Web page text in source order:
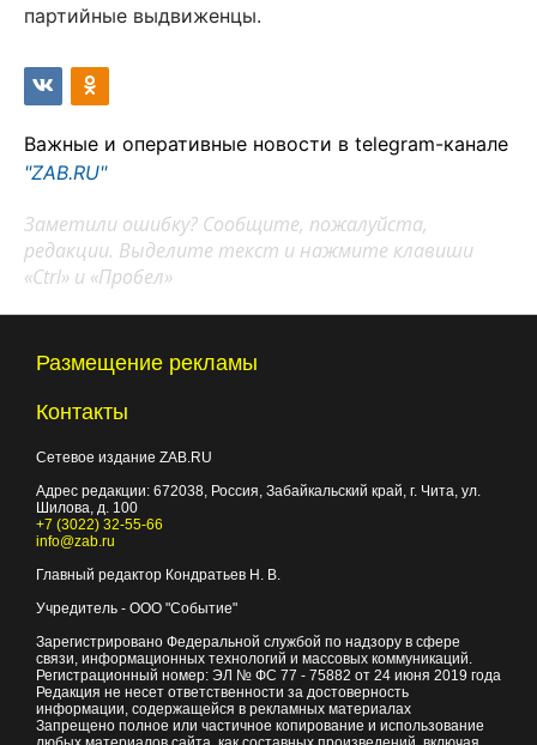
партийные выдвиженцы.
Важные и оперативные новости в telegram-канале
"ZAB.RU"
Заметили ошибку? Сообщите, пожалуйста,
редакции. Выделите текст и нажмите клавиши
«Ctrl» и «Пробел»
Размещение рекламы
Контакты
Сетевое издание ZAB.RU
Адрес редакции: 672038, Россия, Забайкальский край, г. Чита, ул.
Шилова, д. 100
+7 (3022) 32-55-66
info@zab.ru
Главный редактор Кондратьев Н. В.
Учредитель - ООО "Событие"
Зарегистрировано Федеральной службой по надзору в сфере
связи, информационных технологий и массовых коммуникаций.
Регистрационный номер: ЭЛ № ФС 77 - 75882 от 24 июня 2019 года
Редакция не несет ответственности за достоверность
информации, содержащейся в рекламных материалах
Запрещено полное или частичное копирование и использование